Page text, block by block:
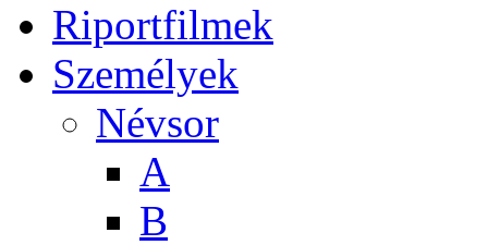
Riportfilmek
Személyek
Névsor
A
B